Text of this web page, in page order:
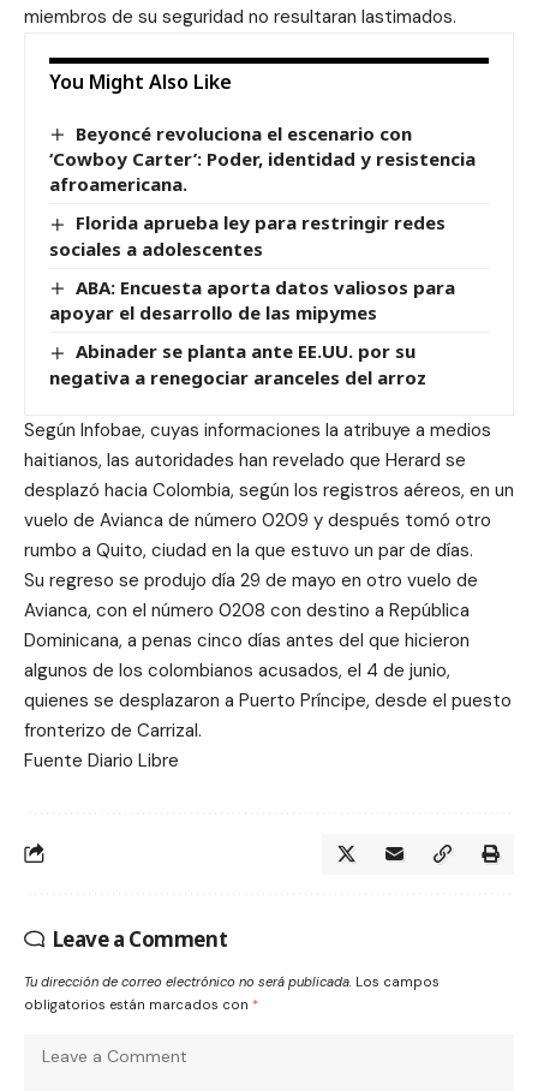
miembros de su seguridad no resultaran lastimados.
You Might Also Like
Beyoncé revoluciona el escenario con
‘Cowboy Carter’: Poder, identidad y resistencia
afroamericana.
Florida aprueba ley para restringir redes
sociales a adolescentes
ABA: Encuesta aporta datos valiosos para
apoyar el desarrollo de las mipymes
Abinader se planta ante EE.UU. por su
negativa a renegociar aranceles del arroz
Según Infobae, cuyas informaciones la atribuye a medios
haitianos, las autoridades han revelado que Herard se
desplazó hacia Colombia, según los registros aéreos, en un
vuelo de Avianca de número 0209 y después tomó otro
rumbo a Quito, ciudad en la que estuvo un par de días.
Su regreso se produjo día 29 de mayo en otro vuelo de
Avianca, con el número 0208 con destino a República
Dominicana, a penas cinco días antes del que hicieron
algunos de los colombianos acusados, el 4 de junio,
quienes se desplazaron a Puerto Príncipe, desde el puesto
fronterizo de Carrizal.
Fuente Diario Libre
Leave a Comment
Tu dirección de correo electrónico no será publicada. Los campos
obligatorios están marcados con *